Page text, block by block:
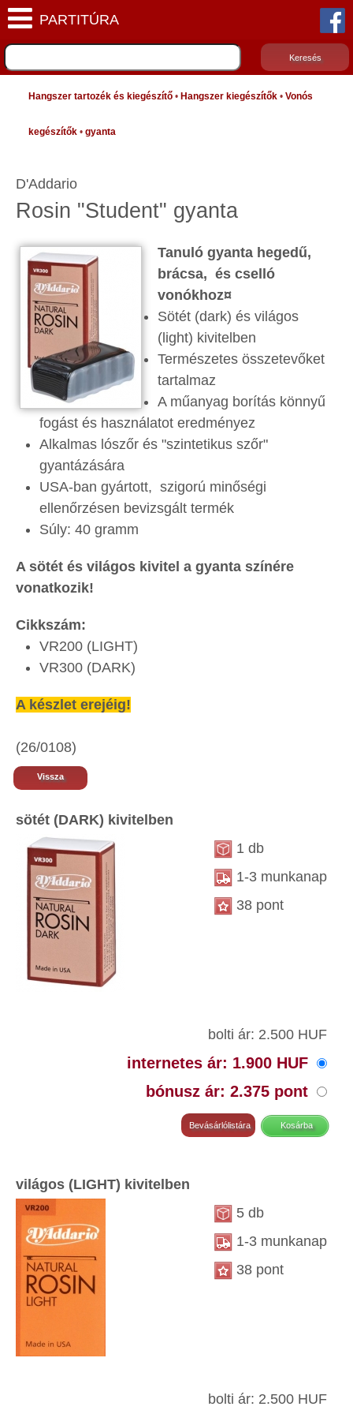
Hangszer tartozék és kiegészítő • Hangszer kiegészítők • Vonós
kegészítők • gyanta
D'Addario
Rosin "Student" gyanta
Tanuló gyanta hegedű,
brácsa, és cselló
vonókhoz¤
Sötét (dark) és világos
(light) kivitelben
Természetes összetevőket
tartalmaz
A műanyag borítás könnyű
fogást és használatot eredményez
Alkalmas lószőr és "szintetikus szőr"
gyantázására
USA-ban gyártott, szigorú minőségi
ellenőrzésen bevizsgált termék
Súly: 40 gramm
A sötét és világos kivitel a gyanta színére
vonatkozik!
Cikkszám:
VR200 (LIGHT)
VR300 (DARK)
A készlet erejéig!
(26/0108)
Vissza
sötét (DARK) kivitelben
1 db
1-3 munkanap
38 pont
bolti ár: 2.500 HUF
internetes ár: 1.900 HUF
bónusz ár: 2.375 pont
világos (LIGHT) kivitelben
5 db
1-3 munkanap
38 pont
bolti ár: 2.500 HUF